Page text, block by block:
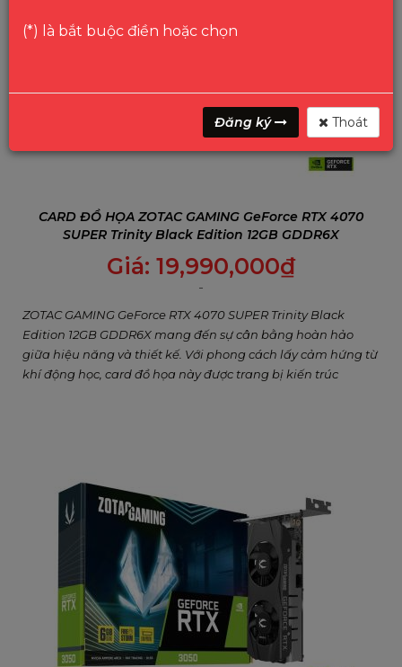
CARD ĐỒ HỌA ZOTAC GAMING GeForce RTX 4070
SUPER Trinity Black Edition 12GB GDDR6X
Giá: 19,990,000₫
ZOTAC GAMING GeForce RTX 4070 SUPER Trinity Black
Edition 12GB GDDR6X mang đến sự cân bằng hoàn hảo
giữa hiệu năng và thiết kế. Với phong cách lấy cảm hứng từ
khí động học, card đồ họa này được trang bị kiến trúc
cấp, đảm bảo trải nghiệm chơi game mượt mà với FPS cao
trong các tựa game mới nhất.
(*) là bắt buộc điền hoặc chọn
Đăng ký Thoát